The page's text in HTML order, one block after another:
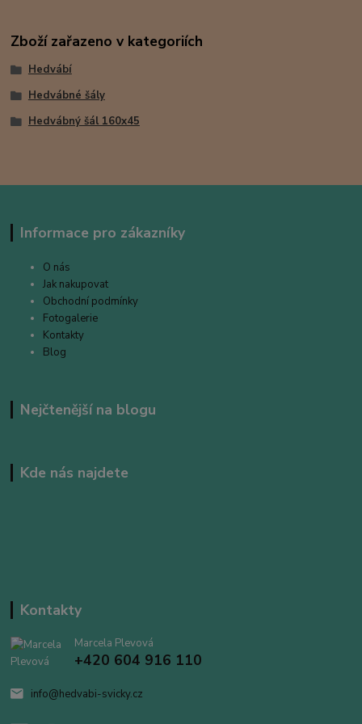
Zboží zařazeno v kategoriích
Hedvábí
Hedvábné šály
Hedvábný šál 160x45
Informace pro zákazníky
O nás
Jak nakupovat
Obchodní podmínky
Fotogalerie
Kontakty
Blog
Nejčtenější na blogu
Kde nás najdete
Kontakty
Marcela Plevová
+420 604 916 110
info@hedvabi-svicky.cz